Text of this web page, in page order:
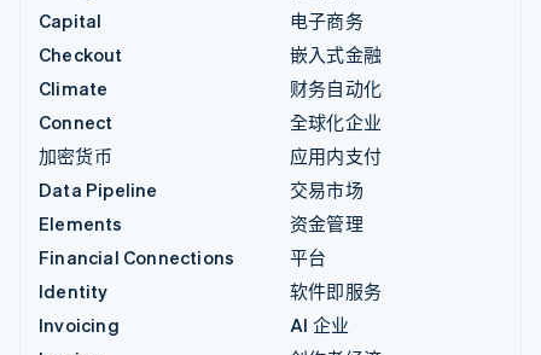
Capital
Checkout
Climate
Connect
加密货币
Data Pipeline
Elements
Financial Connections
Identity
Invoicing
电子商务
嵌入式金融
财务自动化
全球化企业
应用内支付
交易市场
资金管理
平台
软件即服务
AI 企业